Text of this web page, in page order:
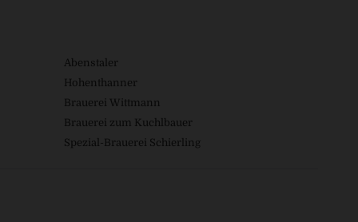
Abenstaler
Hohenthanner
Brauerei Wittmann
Brauerei zum Kuchlbauer
Spezial-Brauerei Schierling